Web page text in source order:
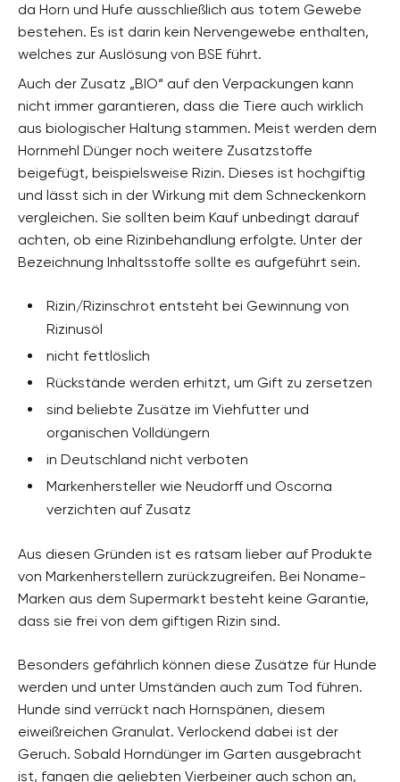
da Horn und Hufe ausschließlich aus totem Gewebe
bestehen. Es ist darin kein Nervengewebe enthalten,
welches zur Auslösung von BSE führt.
Auch der Zusatz „BIO“ auf den Verpackungen kann
nicht immer garantieren, dass die Tiere auch wirklich
aus biologischer Haltung stammen. Meist werden dem
Hornmehl Dünger noch weitere Zusatzstoffe
beigefügt, beispielsweise Rizin. Dieses ist hochgiftig
und lässt sich in der Wirkung mit dem Schneckenkorn
vergleichen. Sie sollten beim Kauf unbedingt darauf
achten, ob eine Rizinbehandlung erfolgte. Unter der
Bezeichnung Inhaltsstoffe sollte es aufgeführt sein.
Rizin/Rizinschrot entsteht bei Gewinnung von
Rizinusöl
nicht fettlöslich
Rückstände werden erhitzt, um Gift zu zersetzen
sind beliebte Zusätze im Viehfutter und
organischen Volldüngern
in Deutschland nicht verboten
Markenhersteller wie Neudorff und Oscorna
verzichten auf Zusatz
Aus diesen Gründen ist es ratsam lieber auf Produkte
von Markenherstellern zurückzugreifen. Bei Noname-
Marken aus dem Supermarkt besteht keine Garantie,
dass sie frei von dem giftigen Rizin sind.
Besonders gefährlich können diese Zusätze für Hunde
werden und unter Umständen auch zum Tod führen.
Hunde sind verrückt nach Hornspänen, diesem
eiweißreichen Granulat. Verlockend dabei ist der
Geruch. Sobald Horndünger im Garten ausgebracht
ist, fangen die geliebten Vierbeiner auch schon an,